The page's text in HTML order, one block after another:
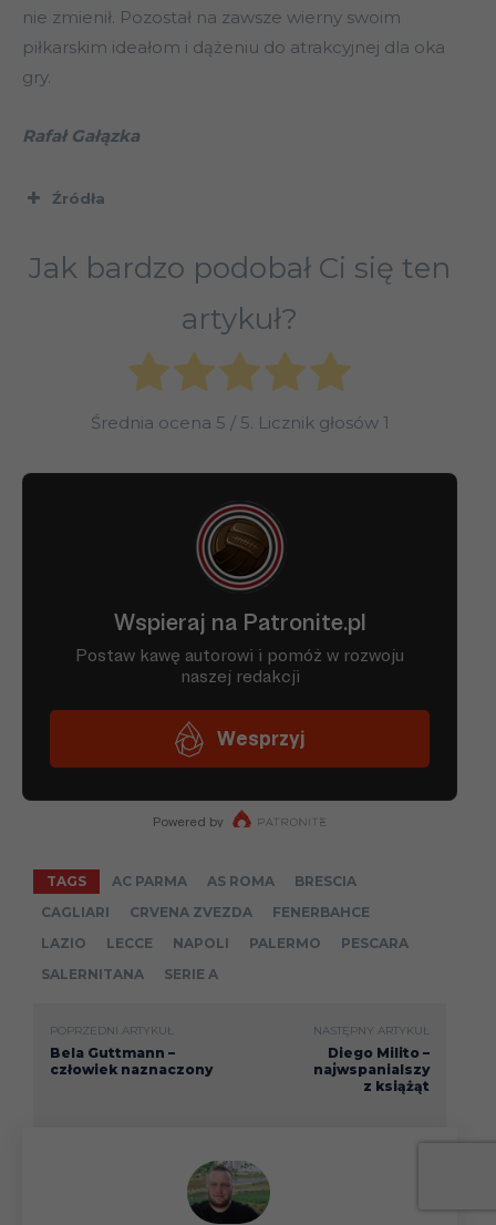
nie zmienił. Pozostał na zawsze wierny swoim
piłkarskim ideałom i dążeniu do atrakcyjnej dla oka
gry.
Rafał Gałązka
Źródła
Jak bardzo podobał Ci się ten
artykuł?
Średnia ocena 5 / 5. Licznik głosów 1
TAGS AC PARMA AS ROMA
BRESCIA
CAGLIARI
CRVENA ZVEZDA
FENERBAHCE
LAZIO
LECCE NAPOLI PALERMO
PESCARA
SALERNITANA
SERIE A
POPRZEDNI ARTYKUŁ
Bela Guttmann –
człowiek naznaczony
NASTĘPNY ARTYKUŁ
Diego Milito –
najwspanialszy
z książąt